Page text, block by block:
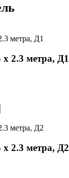
2.3 метра, Д1
2.3 метра, Д2